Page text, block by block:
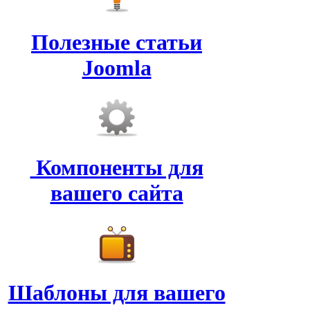
Полезные статьи
Joomla
Компоненты для
вашего сайта
Шаблоны для вашего